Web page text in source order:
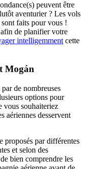
peuvent être
aventurier ? Les vols
faits pour vous !
afin de planifier votre
intelligemment cette
Mogán
de nombreuses
options pour
vous souhaiteriez
aériennes desservent
proposés par différentes
et selon des
bien comprendre les